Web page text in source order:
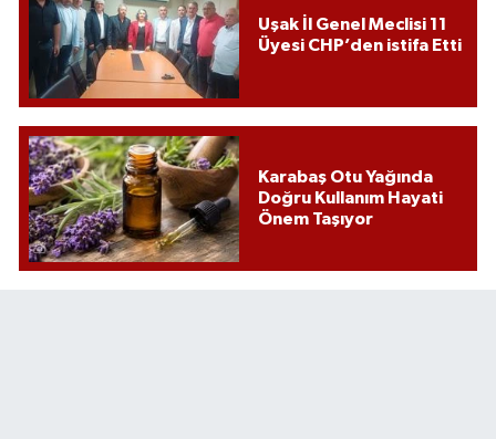
Uşak İl Genel Meclisi 11
Üyesi CHP’den istifa Etti
Karabaş Otu Yağında
Doğru Kullanım Hayati
Önem Taşıyor